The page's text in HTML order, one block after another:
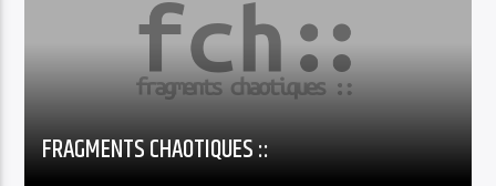
FRAGMENTS CHAOTIQUES ::